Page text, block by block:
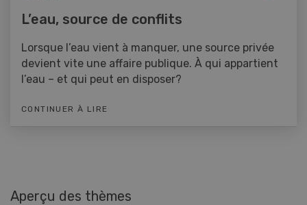
L’eau, source de conflits
Lorsque l’eau vient à manquer, une source privée
devient vite une affaire publique. À qui appartient
l’eau – et qui peut en disposer?
CONTINUER À LIRE
Aperçu des thèmes